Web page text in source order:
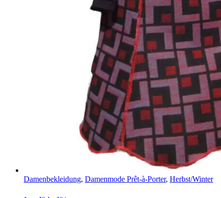
Damenbekleidung, Damenmode Prêt-à-Porter, Herbst/Winter